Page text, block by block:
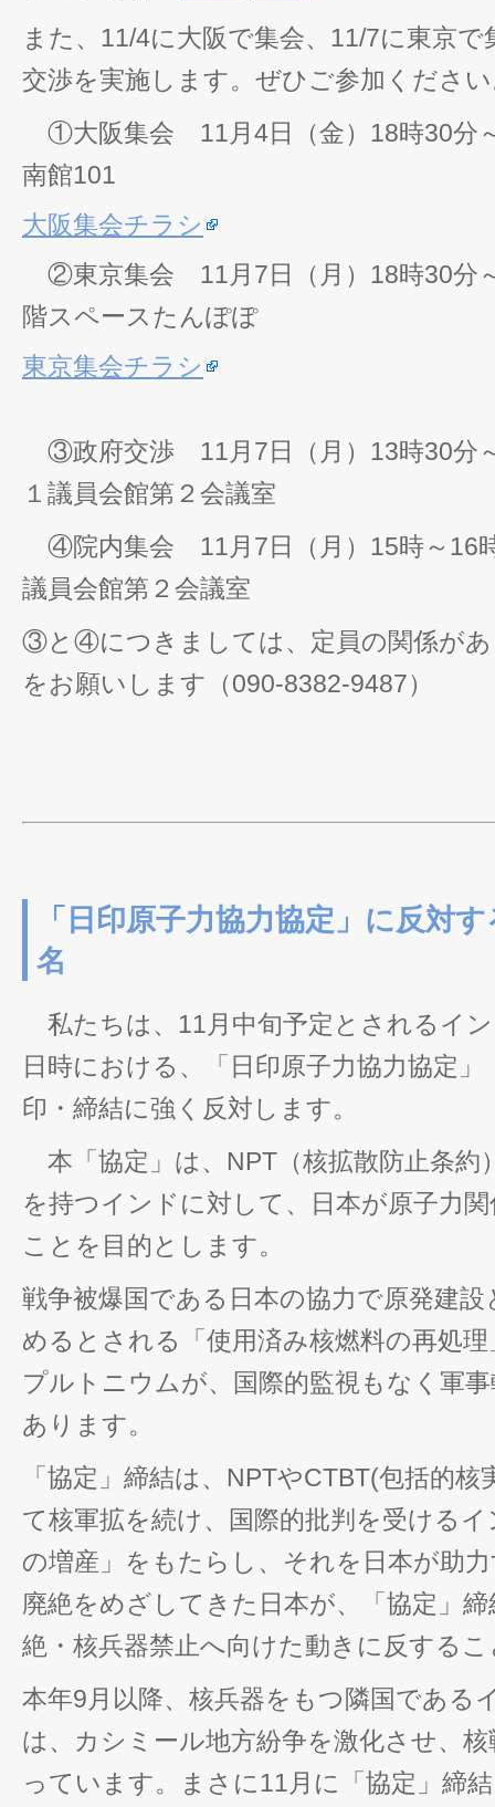
また、11/4に大阪で集会、11/7に東京で
交渉を実施します。ぜひご参加くださ
①大阪集会 11月4日（金）18時30分
南館101
大阪集会チラシ
②東京集会 11月7日（月）18時30分
階スペースたんぽぽ
東京集会チラシ
③政府交渉 11月7日（月）13時30分
１議員会館第２会議室
④院内集会 11月7日（月）15時
議員会館第２会議室
③と④につきましては、定員の関係があ
をお願いします（090-8382-9487）
「日印原子力協力協定」に反対
名
私たちは、11月中旬予定とされるイ
日時における、「日印原子力協力協定
印・締結に強く反対します。
本「協定」は、NPT（核拡散防止条約
を持つインドに対して、日本が原子力
ことを目的とします。
戦争被爆国である日本の協力で原発建
めるとされる「使用済み核燃料の再処
プルトニウムが、国際的監視もなく軍
あります。
「協定」締結は、NPTやCTBT(包括的
て核軍拡を続け、国際的批判を受ける
の増産」をもたらし、それを日本が助
廃絶をめざしてきた日本が、「協定」
絶・核兵器禁止へ向けた動きに反する
本年9月以降、核兵器をもつ隣国である
は、カシミール地方紛争を激化させ、
っています。まさに11月に「協定」締